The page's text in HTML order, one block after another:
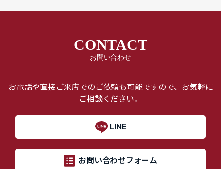
CONTACT
お問い合わせ
お電話や直接ご来店でのご依頼も可能ですので、お気軽に
ご相談ください。
LINE
お問い合わせフォーム